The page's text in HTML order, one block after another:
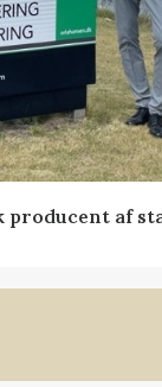
producent af